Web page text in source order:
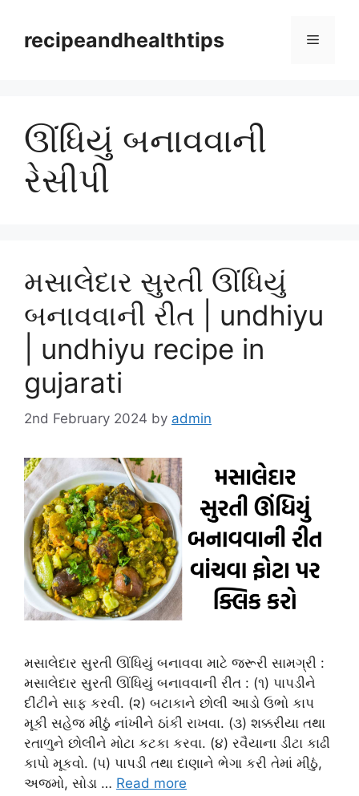
contentrecipeandhealthtips Menu
ઊંધિયું બનાવવાની
રેસીપી
મસાલેદાર સુરતી ઊંધિયું
બનાવવાની રીત | undhiyu
| undhiyu recipe in
gujarati
2nd February 2024 by admin
મસાલેદાર સુરતી ઊંધિયું બનાવવા માટે જરૂરી સામગ્રી :
મસાલેદાર સુરતી ઊંધિયું બનાવવાની રીત : (૧) પાપડીને
દીંટીને સાફ કરવી. (૨) બટાકાને છોલી આડો ઉભો કાપ
મૂકી સહેજ મીઠું નાંખીને ઠાંકી રાખવા. (૩) શક્કરીયા તથા
રતાળુને છોલીને મોટા કટકા કરવા. (૪) રવૈયાના ડીટા કાઢી
કાપો મૂકવો. (૫) પાપડી તથા દાણાને ભેગા કરી તેમાં મીઠું,
અજમો, સોડા … Read more